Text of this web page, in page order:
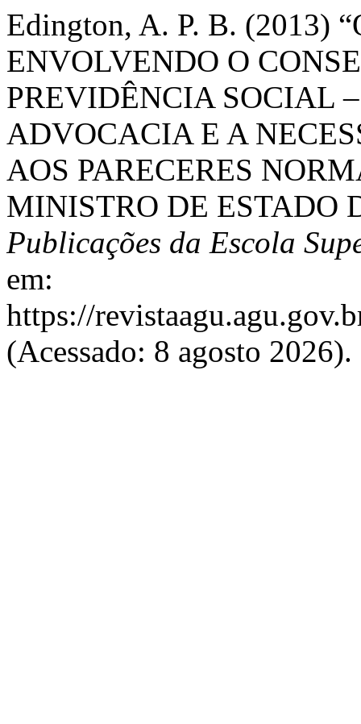
Edington, A. P. B. (2013)
ENVOLVENDO O
PREVIDÊNCIA SOCIAL
ADVOCACIA E A
AOS PARECERES
MINISTRO DE ESTADO
Publicações da Escola
em:
https://
(Acessado: 8 agosto 2026).